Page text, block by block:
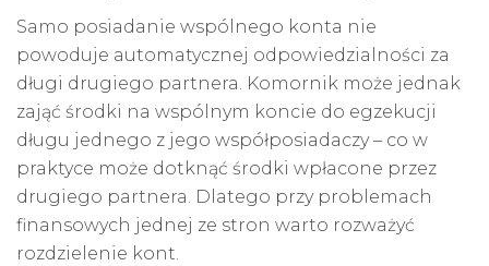
Samo posiadanie wspólnego konta nie
powoduje automatycznej odpowiedzialności za
długi drugiego partnera. Komornik może jednak
zająć środki na wspólnym koncie do egzekucji
długu jednego z jego współposiadaczy – co w
praktyce może dotknąć środki wpłacone przez
drugiego partnera. Dlatego przy problemach
finansowych jednej ze stron warto rozważyć
rozdzielenie kont.